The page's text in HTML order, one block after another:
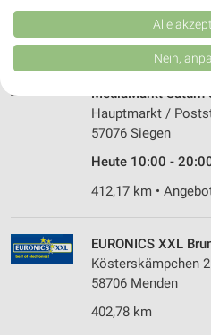
Heute 10:00 -
412,04 km
MediaMarkt Saturn
Hauptmarkt /
57076 Siegen
Heute 10:00 -
412,17 km •
EURONICS XXL
Kösterskämpchen 2
58706 Menden
402,78 km
Kombinationen von Daten aus
Verbesserung der Angebote.
von Inhalten.
Daten können außerhalb der
Website/App.
Partnerliste anzeigen (1 IAB-
IAB-Verarbeitungszwecke:
Speichern von oder Zugriff auf
Verwendung reduzierter Daten
Werbeanzeigen
Alle
Nein,